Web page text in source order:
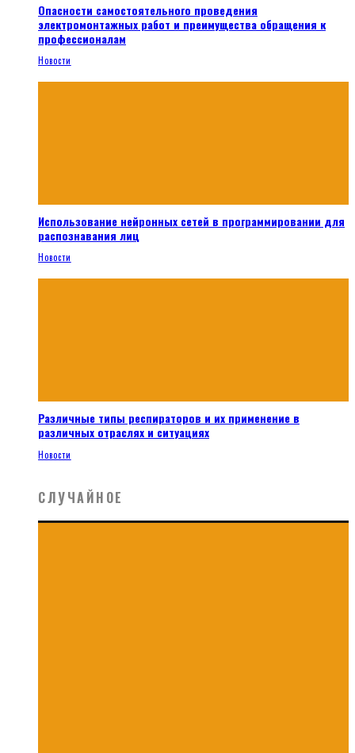
Опасности самостоятельного проведения
электромонтажных работ и преимущества обращения к
профессионалам
Новости
Использование нейронных сетей в программировании для
распознавания лиц
Новости
Различные типы респираторов и их применение в
различных отраслях и ситуациях
Новости
СЛУЧАЙНОЕ